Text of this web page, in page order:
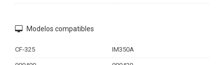
Modelos compatibles
CF-325 IM350A